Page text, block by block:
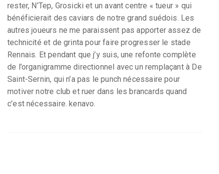
rester, N’Tep, Grosicki et un avant centre « tueur » qui
bénéficierait des caviars de notre grand suédois. Les
autres joueurs ne me paraissent pas apporter assez de
technicité et de grinta pour faire progresser le stade
Rennais. Et pendant que j’y suis, une refonte complète
de l’organigramme directionnel avec un remplaçant à De
Saint-Sernin, qui n’a pas le punch nécessaire pour
motiver notre club et ruer dans les brancards quand
c’est nécessaire. kenavo.